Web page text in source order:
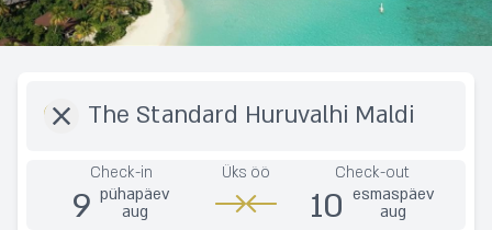
Check-in
9 pühapäev
aug
Üks öö Check-out
10 esmaspäev
aug